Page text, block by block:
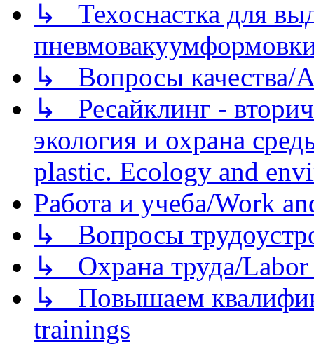
↳ Техоснастка для
↳ Вопросы качества/
↳ Ресайклинг -
экология и охрана
plastic. Ecology and
Работа и учеба/Work
↳ Вопросы
↳ Охрана труда/Labor
↳ Повышаем
trainings